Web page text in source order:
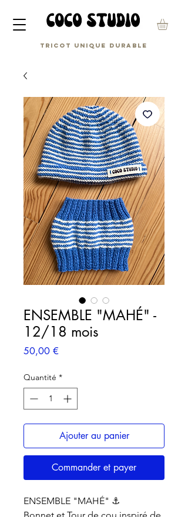
Tricot unique durable
ENSEMBLE "MAHÉ" -
12/18 mois
50,00 €
Quantité *
Ajouter au panier
Commander et payer
ENSEMBLE "MAHÉ" ⚓️